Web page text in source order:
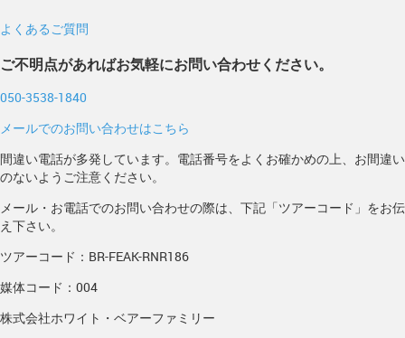
よくあるご質問
ご不明点があればお気軽にお問い合わせください。
050-3538-1840
メールでのお問い合わせはこちら
間違い電話が多発しています。電話番号をよくお確かめの上、お間違い
のないようご注意ください。
メール・お電話でのお問い合わせの際は、下記「ツアーコード」をお伝
え下さい。
ツアーコード：BR-FEAK-RNR186
媒体コード：004
株式会社ホワイト・ベアーファミリー